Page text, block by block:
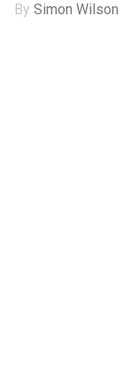
BySimon Wilson